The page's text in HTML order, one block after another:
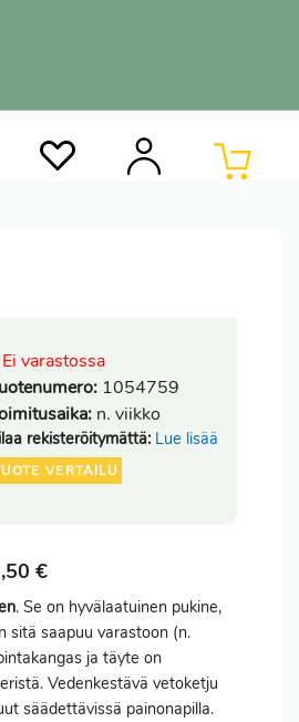
Ei varastossa
1054759
n. viikko
rekisteröitymättä: Lue lisää
VERTAILU
€
. Se on hyvälaatuinen pukine,
sitä saapuu varastoon (n.
ja täyte on
Vedenkestävä vetoketju
säädettävissä painonapilla.